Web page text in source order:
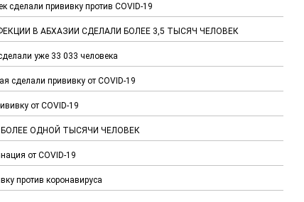
прививку против COVID-19
В АБХАЗИИ СДЕЛАЛИ БОЛЕЕ 3,5 ТЫСЯЧ ЧЕЛОВЕК
уже 33 033 человека
сделали прививку от COVID-19
от COVID-19
БОЛЕЕ ОДНОЙ ТЫСЯЧИ ЧЕЛОВЕК
от COVID-19
против коронавируса